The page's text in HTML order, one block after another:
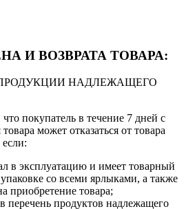
И ВОЗВРАТА ТОВАРА:
НАДЛЕЖАЩЕГО
покупатель в течение 7 дней с
может отказаться от товара
в эксплуатацию и имеет товарный
со всеми ярлыками, а также
приобретение товара;
перечень продуктов надлежащего